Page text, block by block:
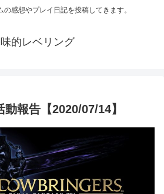
の感想やプレイ日記を投稿してきます。
的レベリング
動報告【2020/07/14】